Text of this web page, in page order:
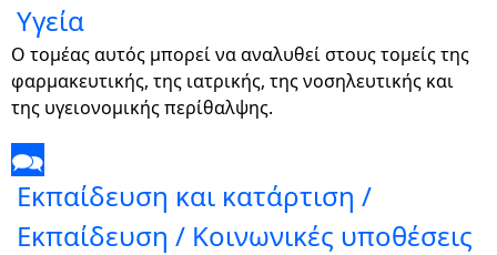
Υγεία
Ο τομέας αυτός μπορεί να αναλυθεί στους τομείς της
φαρμακευτικής, της ιατρικής, της νοσηλευτικής και
της υγειονομικής περίθαλψης.
🗪
Εκπαίδευση και κατάρτιση /
Εκπαίδευση / Κοινωνικές υποθέσεις